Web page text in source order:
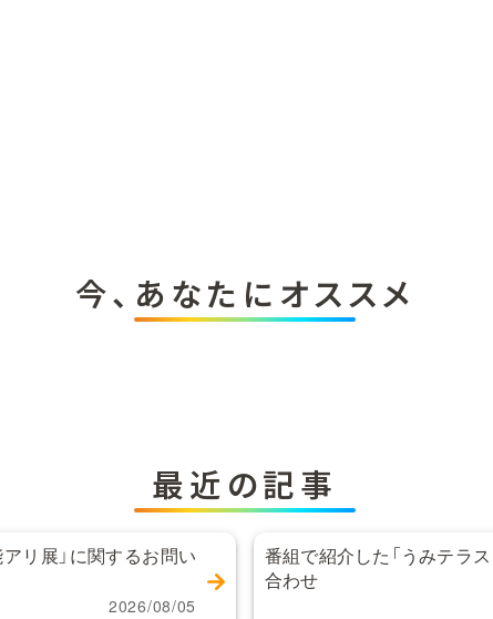
今、あなたにオススメ
最近の記事
リ展」に関するお問い
2026/08/05
番組で紹介した「うみテラ
合わせ